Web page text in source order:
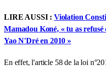
LIRE AUSSI : Violation
Mamadou Koné, « tu as
Yao N'Dré en 2010 »
En effet, l'article 58 de la loi